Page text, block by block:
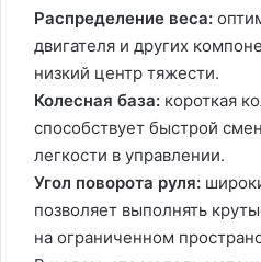
Распределение веса:
двигателя и других
низкий центр тяжести.
Колесная база: короткая
способствует быстрой
легкости в управлении.
Угол поворота руля:
позволяет выполнять
на ограниченном